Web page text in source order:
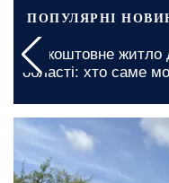
ПОПУЛЯРНІ
Безкоштовне житло
області: хто саме
сьогодні, 07:00